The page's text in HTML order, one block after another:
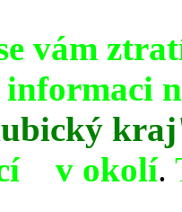
vám
informaci
v okolí.